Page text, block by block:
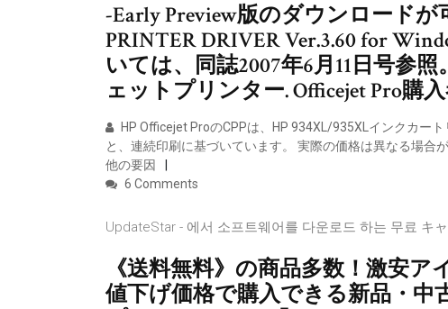
-Early Preview版のダウンロードが
PRINTER DRIVER Ver.3.60 for
いては、同誌2007年6月11日号参
ェットプリンター. Officejet Pro購
HP Officejet ProのCPPは、HP 934XL/935XLインクカー
と、連続印刷に基づいています。 実際の価格は異なる場合
他の要因
6 Comments
UpdateStar - 에서 소프트웨어를 다운로드 하는 무료 キ
《送料無料》の商品多数！激安ア
値下げ価格で購入できる新品・